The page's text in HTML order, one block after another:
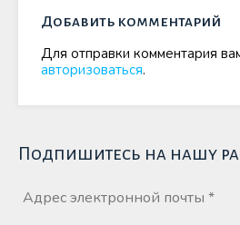
Добавить комментарий
Для отправки комментария
авторизоваться.
Подпишитесь на нашу